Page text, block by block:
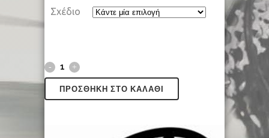
Σχέδιο
ΠΡΟΣΘΉΚΗ ΣΤΟ ΚΑΛΆΘΙ